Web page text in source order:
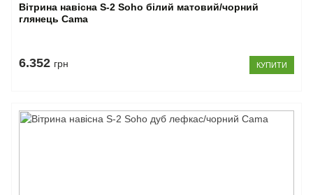
Вітрина навісна S-2 Soho білий матовий/чорний
глянець Cama
6.352 грн КУПИТИ